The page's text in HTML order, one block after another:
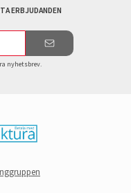
ERBJUDANDEN
nyhetsbrev.